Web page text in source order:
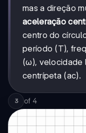
mas a direção
aceleração
centro do
período (T),
(ω), velocidade
centrípeta (ac).
3 of 4